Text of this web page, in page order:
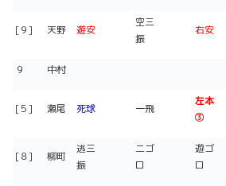
[９] 天野 遊安
空三
振
右安
９ 中村
[５] 瀬尾 死球 一飛
左本
③
[８] 柳町
逃三
振
二ゴ
ロ
遊ゴ
ロ